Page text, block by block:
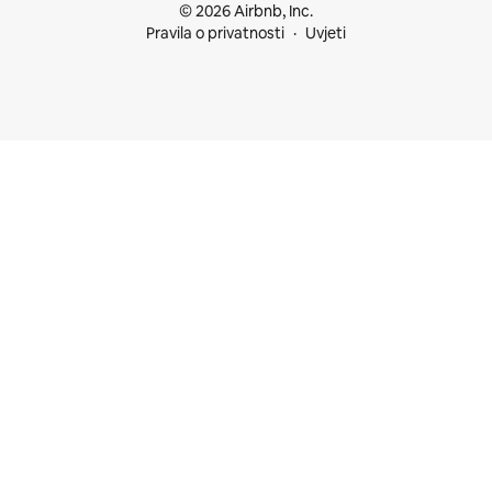
© 2026 Airbnb, Inc.
Pravila o privatnosti
Uvjeti